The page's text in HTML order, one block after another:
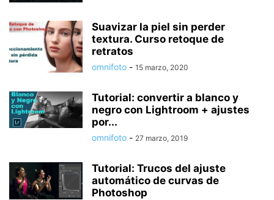
Suavizar la piel sin perder
textura. Curso retoque de
retratos
omnifoto - 15 marzo, 2020
Tutorial: convertir a blanco y
negro con Lightroom + ajustes
por...
omnifoto - 27 marzo, 2019
Tutorial: Trucos del ajuste
automático de curvas de
Photoshop